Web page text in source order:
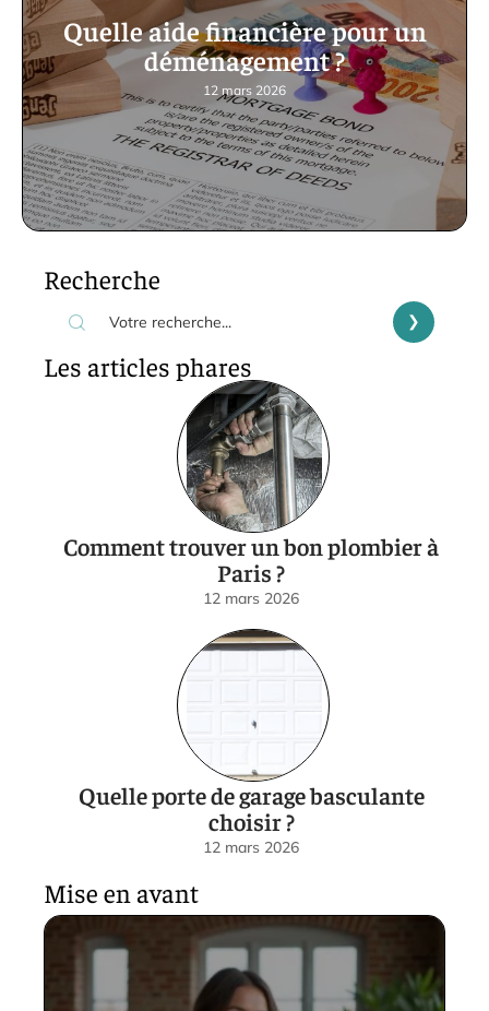
Quelle aide financière pour un
déménagement ?
12 mars 2026
Recherche
Les articles phares
Comment trouver un bon plombier à
Paris ?
12 mars 2026
Quelle porte de garage basculante
choisir ?
12 mars 2026
Mise en avant